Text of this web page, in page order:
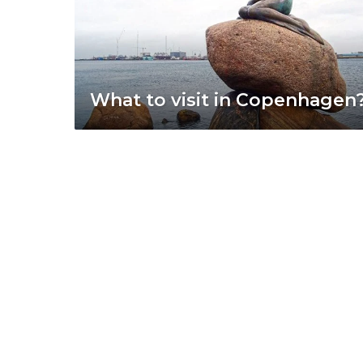
What to visit in